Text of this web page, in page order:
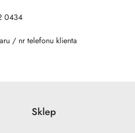
0434
/ nr telefonu klienta
Sklep